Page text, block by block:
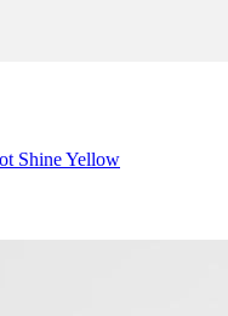
Shine Yellow